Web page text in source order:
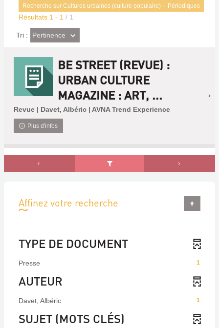
Recherche sur Cultures urbaines (culture populaire) -- Périodiques
Résultats 1 - 1 / 1
Tri : (Effet
imédiat)
Pertinence
BE STREET (REVUE) :
URBAN CULTURE
MAGAZINE : ART, ...
Revue | Davet, Albéric | AVNA Trend Experience
Plus d'infos
Affinez votre recherche
TYPE DE DOCUMENT
1
Presse
AUTEUR
1
Davet, Albéric
SUJET (MOTS CLÉS)